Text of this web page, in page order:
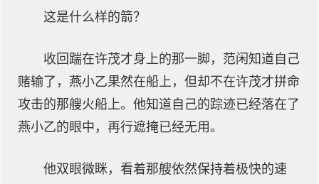
这是什么样的箭？
收回踹在许茂才身上的那一脚，范闲知道自己
赌输了，燕小乙果然在船上，但却不在许茂才拼命
攻击的那艘火船上。他知道自己的踪迹已经落在了
燕小乙的眼中，再行遮掩已经无用。
他双眼微眯，看着那艘依然保持着极快的速